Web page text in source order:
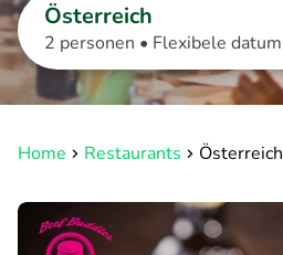
Österreich
2 personen • Flexibele datum
Home Restaurants Österreich